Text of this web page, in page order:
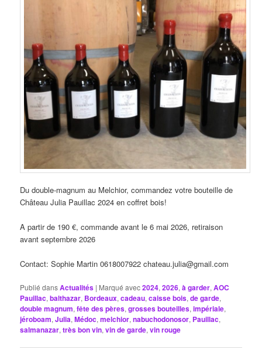
Du double-magnum au Melchior, commandez votre bouteille de
Château Julia Pauillac 2024 en coffret bois!
A partir de 190 €, commande avant le 6 mai 2026, retiraison
avant septembre 2026
Contact: Sophie Martin 0618007922 chateau.julia@gmail.com
Publié dansActualités | Marqué avec2024,2026,à garder,AOC
Pauillac,balthazar, Bordeaux,cadeau,caisse bois,de garde,
double magnum,fête des pères,grosses bouteilles,impériale,
jéroboam,Julia,Médoc,melchior,nabuchodonosor, Pauillac,
salmanazar,très bon vin,vin de garde,vin rouge